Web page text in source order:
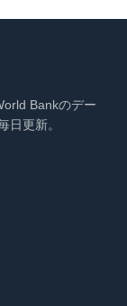
Bankのデー
日更新。